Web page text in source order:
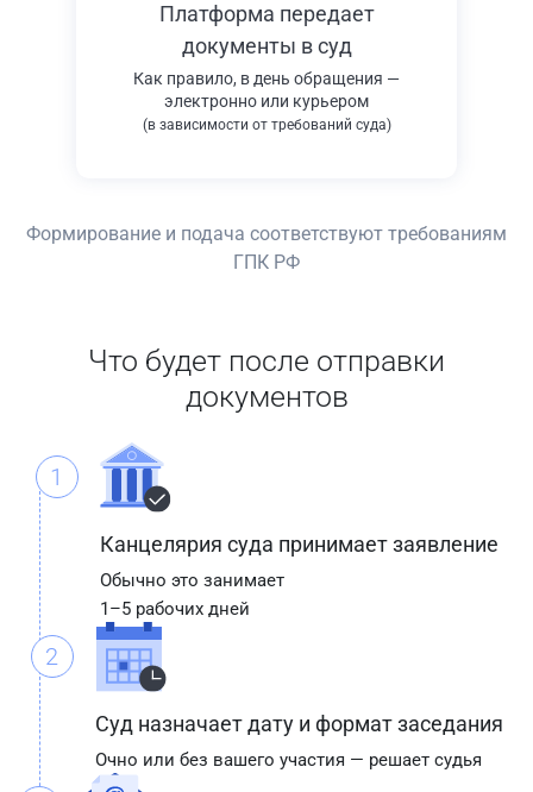
Платформа передает
документы в суд
Как правило, в день обращения —
электронно или курьером
(в зависимости от требований суда)
Формирование и подача соответствуют требованиям
ГПК РФ
Что будет после отправки
документов
1
Канцелярия суда принимает заявление
Обычно это занимает
1–5 рабочих дней
2
Суд назначает дату и формат заседания
Очно или без вашего участия — решает судья